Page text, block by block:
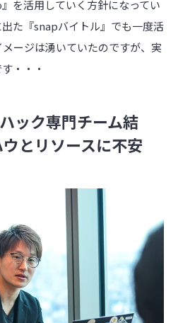
を活用していく方針になってい
た『snapバイトル』でも一度活
ージは湧いていたのですが、実
・・・
ック専門チーム結
とリソースに不安